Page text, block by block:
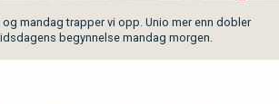
og mandag trapper vi opp. Unio mer enn dobler
begynnelse mandag morgen.